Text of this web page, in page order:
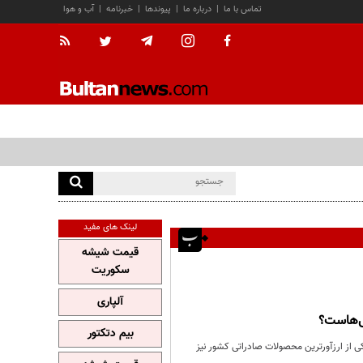
آب و هوا | خبرنامه | پیوندها | درباره ما | تماس با ما
از ارزآورترین محصولات صادراتی کشور نیز
لینک های مفید
قیمت شیشه
سکوریت
آلپاری
بیم دتکتور